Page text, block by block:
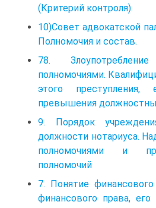
(Критерий контроля).
10)Совет адвокатской
Полномочия и состав.
78.
полномочиями.
этого
превышения
9. Порядок
должности нотариуса.
полномочиями и
полномочий
7. Понятие
финансового права,